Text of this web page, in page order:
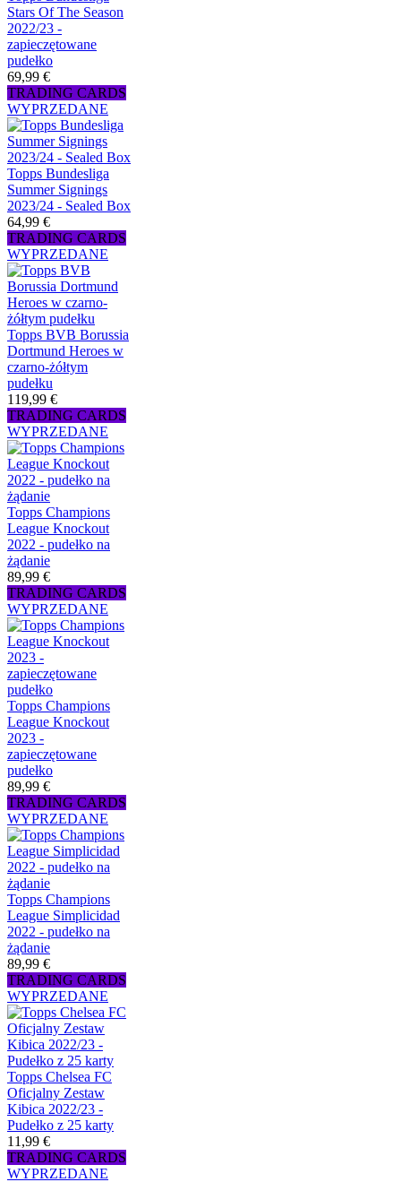
Stars Of The Season
2022/23 -
zapieczętowane
pudełko
69,99 €
TRADING CARDS
WYPRZEDANE
Topps Bundesliga
Summer Signings
2023/24 - Sealed Box
64,99 €
TRADING CARDS
WYPRZEDANE
Topps BVB Borussia
Dortmund Heroes w
czarno-żółtym
pudełku
119,99 €
TRADING CARDS
WYPRZEDANE
Topps Champions
League Knockout
2022 - pudełko na
żądanie
89,99 €
TRADING CARDS
WYPRZEDANE
Topps Champions
League Knockout
2023 -
zapieczętowane
pudełko
89,99 €
TRADING CARDS
WYPRZEDANE
Topps Champions
League Simplicidad
2022 - pudełko na
żądanie
89,99 €
TRADING CARDS
WYPRZEDANE
Topps Chelsea FC
Oficjalny Zestaw
Kibica 2022/23 -
Pudełko z 25 karty
11,99 €
TRADING CARDS
WYPRZEDANE